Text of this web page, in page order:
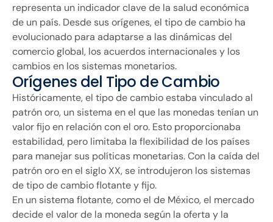
representa un indicador clave de la salud económica
de un país. Desde sus orígenes, el tipo de cambio ha
evolucionado para adaptarse a las dinámicas del
comercio global, los acuerdos internacionales y los
cambios en los sistemas monetarios.
Orígenes del Tipo de Cambio
Históricamente, el tipo de cambio estaba vinculado al
patrón oro, un sistema en el que las monedas tenían un
valor fijo en relación con el oro. Esto proporcionaba
estabilidad, pero limitaba la flexibilidad de los países
para manejar sus políticas monetarias. Con la caída del
patrón oro en el siglo XX, se introdujeron los sistemas
de tipo de cambio flotante y fijo.
En un sistema flotante, como el de México, el mercado
decide el valor de la moneda según la oferta y la